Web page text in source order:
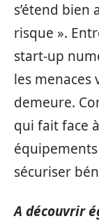
s’étend bien
risque ».
start-up
les menaces
demeure.
qui fait face
sécuriser
A découvrir